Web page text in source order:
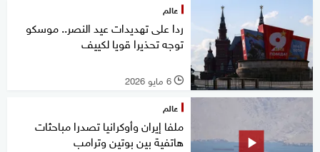
عالم
ردا على تهديدات عيد النصر.. موسكو
توجه تحذيرا قويا لكييف
l 6 مايو 2026
عالم
ملفا إيران وأوكرانيا تصدرا مباحثات
هاتفية بين بوتين وترامب